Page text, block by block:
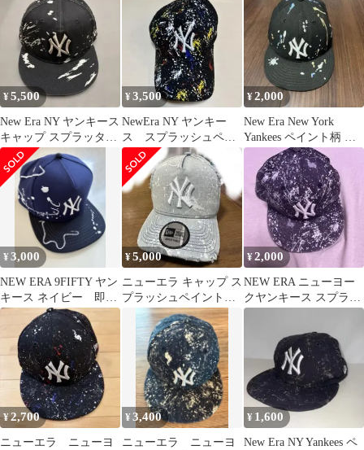
ブラック
¥5,500
New Era NY ヤンキース
キャップ スプラッター
柄
¥3,500
NewEra NY ヤンキー
ス スプラッシュペイ
ント メッシュ キャ
ップ
¥2,000
New Era New York
Yankees ペイント柄 キ
ャップ
¥3,000
NEW ERA 9FIFTY ヤン
キース ネイビー 即購
入可能 試着のみ
¥5,000
ニューエラ キャップ ス
プラッシュペイント
ONSPOTZ別注
¥2,000
NEW ERA ニューヨー
クヤンキース スプラッ
ター柄 キャップ 7 1/4
¥2,700
ニューエラ ニューヨ
¥3,400
ニューエラ ニューヨ
¥ 1,600
New Era NY Yankees ペ